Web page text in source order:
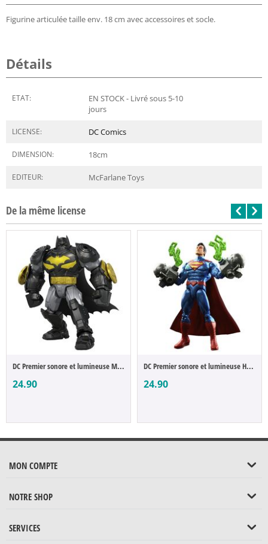
Figurine articulée taille env. 18 cm avec accessoires et socle.
Détails
ETAT:
EN STOCK - Livré sous 5-10
jours
LICENSE: DC Comics
DIMENSION: 18cm
EDITEUR: McFarlane Toys
De la même license
DC Premier sonore et lumineuse Mecha Suit...
24.90
DC Premier sonore et lumineuse Heat Visio...
24.90
MON COMPTE
NOTRE SHOP
SERVICES